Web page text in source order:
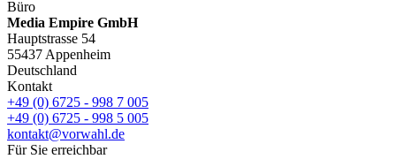
Büro
Media Empire GmbH
Hauptstrasse 54
55437 Appenheim
Deutschland
Kontakt
+49 (0) 6725 - 998 7 005
+49 (0) 6725 - 998 5 005
kontakt@vorwahl.de
Für Sie erreichbar